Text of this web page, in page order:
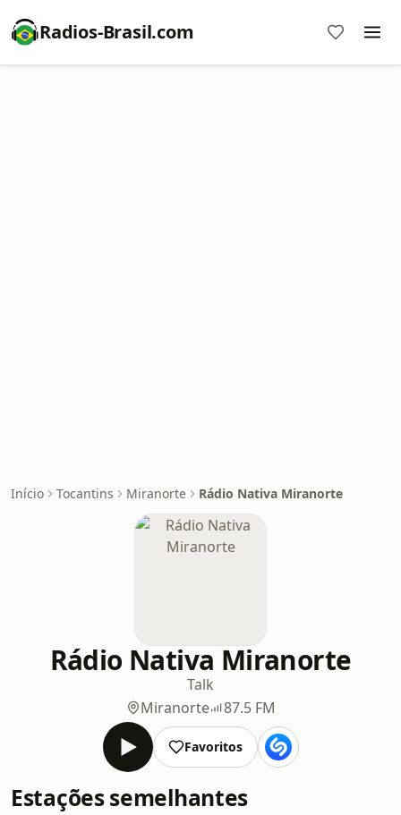
Radios-Brasil.com
Início Tocantins Miranorte Rádio Nativa Miranorte
Rádio Nativa Miranorte
Talk
Miranorte
87.5 FM
Favoritos
Estações semelhantes